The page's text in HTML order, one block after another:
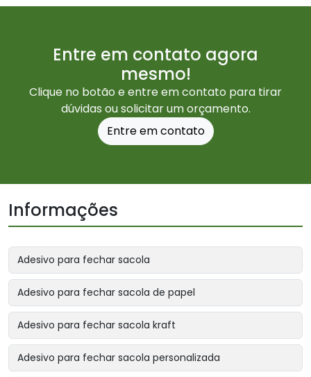
Entre em contato agora
mesmo!
Clique no botão e entre em contato para tirar
dúvidas ou solicitar um orçamento.
Entre em contato
Informações
Adesivo para fechar sacola
Adesivo para fechar sacola de papel
Adesivo para fechar sacola kraft
Adesivo para fechar sacola personalizada